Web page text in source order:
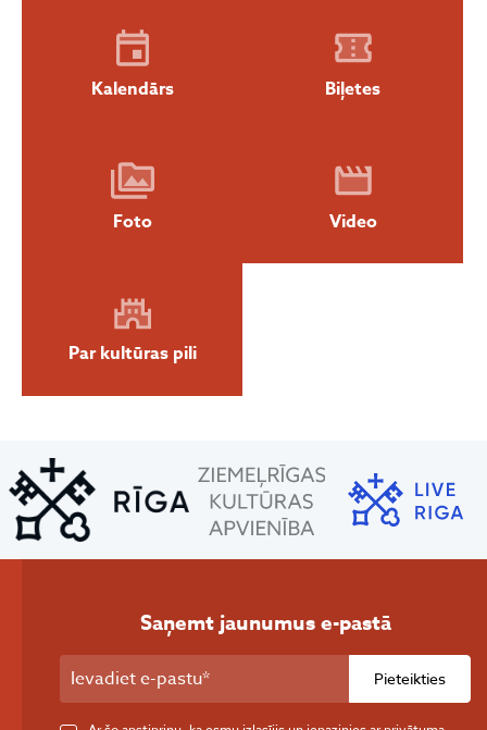
Kalendārs Biļetes
Foto Video
Par kultūras pili
Saņemt jaunumus e-pastā
Pieteikties